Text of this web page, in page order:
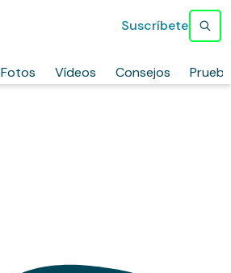
Fotos Vídeos Consejos
Suscríbete